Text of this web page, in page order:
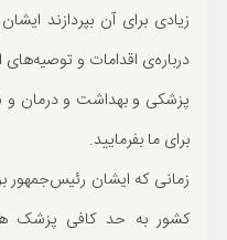
زیادی برای آن بپردازند
درباره‌ی اقدامات و
پزشکی و بهداشت و درمان
برای ما بفرمایید.
زمانی که ایشان رئیس‌جمهور
کشور به حد کافی پزشک